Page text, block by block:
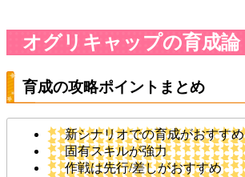
オグリキャップの育成論
育成の攻略ポイントまとめ
新シナリオでの育成がおすすめ
固有スキルが強力
作戦は先行/差しがおすすめ